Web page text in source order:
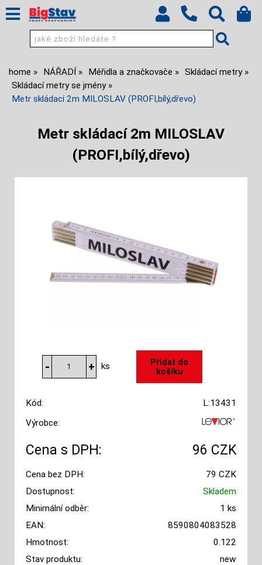
home NÁŘADÍ Měřidla a značkovače
Skládací metry
Skládací metry se jmény
Metr skládací 2m MILOSLAV (PROFI,bílý,dřevo)
Metr skládací 2m MILOSLAV
(PROFI,bílý,dřevo)
ks
Kód:
L:13431
Výrobce:
Cena s DPH: 96 CZK
Cena bez DPH:
79 CZK
Dostupnost:
Skladem
Minimální odběr:
1 ks
EAN:
8590804083528
Hmotnost:
0.122
Stav produktu:
new